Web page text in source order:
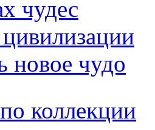
чудес
новое чудо
коллекции